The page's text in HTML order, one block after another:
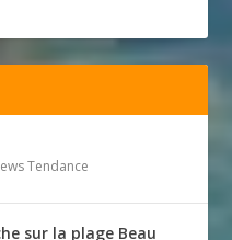
Tendance
sur la plage Beau